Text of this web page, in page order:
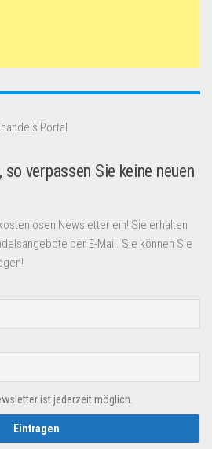
Portal
verpassen Sie keine neuen
Newsletter ein! Sie erhalten
per E-Mail. Sie können Sie
ist jederzeit möglich.